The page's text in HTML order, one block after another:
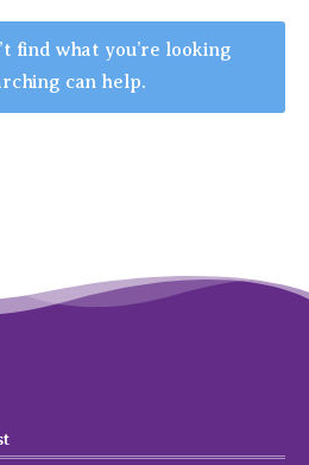
find what you’re looking
can help.